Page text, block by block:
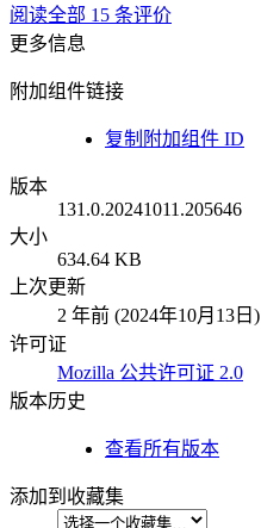
阅读全部 15 条评价
更多信息
附加组件链接
复制附加组件 ID
版本
131.0.20241011.205646
大小
634.64 KB
上次更新
2 年前 (2024年10月13日)
许可证
Mozilla 公共许可证 2.0
版本历史
查看所有版本
添加到收藏集